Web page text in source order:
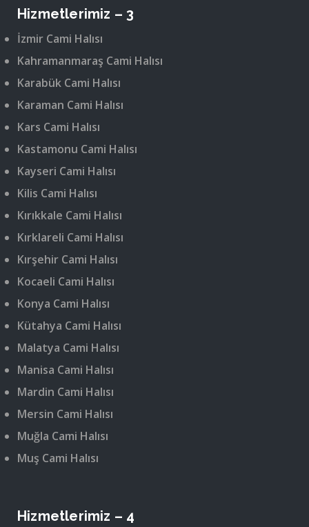
Hizmetlerimiz – 3
İzmir Cami Halısı
Kahramanmaraş Cami Halısı
Karabük Cami Halısı
Karaman Cami Halısı
Kars Cami Halısı
Kastamonu Cami Halısı
Kayseri Cami Halısı
Kilis Cami Halısı
Kırıkkale Cami Halısı
Kırklareli Cami Halısı
Kırşehir Cami Halısı
Kocaeli Cami Halısı
Konya Cami Halısı
Kütahya Cami Halısı
Malatya Cami Halısı
Manisa Cami Halısı
Mardin Cami Halısı
Mersin Cami Halısı
Muğla Cami Halısı
Muş Cami Halısı
Hizmetlerimiz – 4